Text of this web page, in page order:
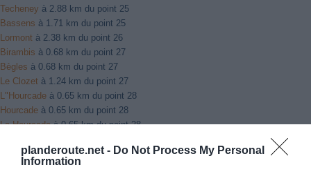
planderoute.net - Do Not Process My Personal
Information
Techeney à 2.88 km du point 25
Bassens à 1.71 km du point 25
Lormont à 2.38 km du point 26
Birambis à 0.68 km du point 27
Bègles à 0.68 km du point 27
Le Clozet à 1.24 km du point 27
L"Hourcade à 0.65 km du point 28
Hourcade à 0.65 km du point 28
La Hourcadeà 0.65 km du point 28
Saint-Loubergà 2.52 km du point 29
Saint-Pardon-de-Conques